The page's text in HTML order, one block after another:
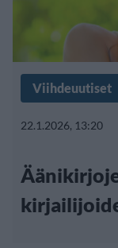
Viihdeuutiset
22.1.2026, 13:20